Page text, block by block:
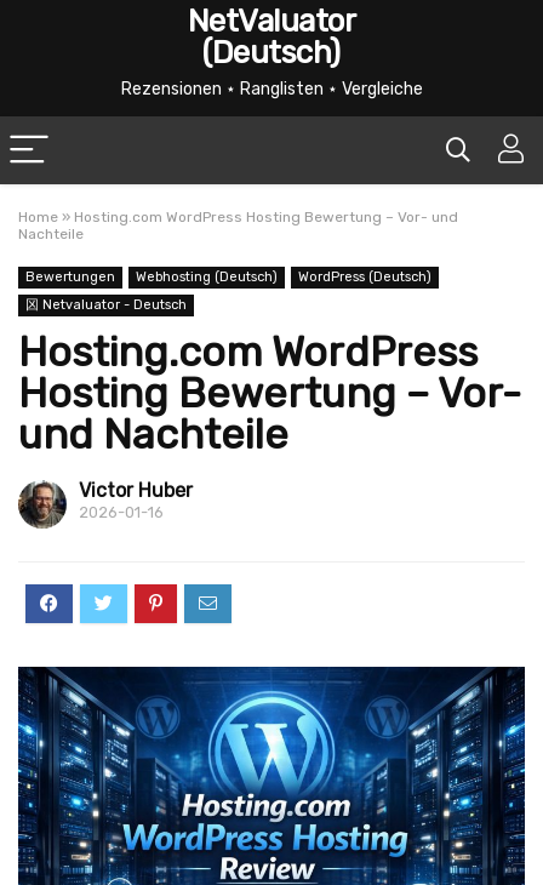
NetValuator
(Deutsch)
Rezensionen ⋆ Ranglisten ⋆ Vergleiche
Home » Hosting.com WordPress Hosting Bewertung – Vor- und
Nachteile
Bewertungen Webhosting (Deutsch)
WordPress (Deutsch)
龱 Netvaluator - Deutsch
Hosting.com WordPress
Hosting Bewertung – Vor-
und Nachteile
Victor Huber
2026-01-16